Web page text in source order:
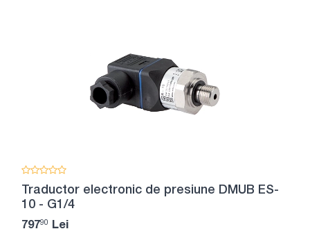
Traductor electronic de presiune DMUB ES-
10 - G1/4
79790 Lei